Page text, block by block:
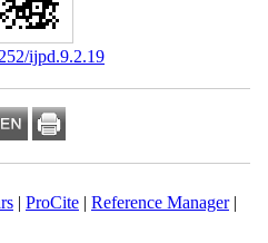
ijpd.9.2.19
|ProCite|Reference Manager